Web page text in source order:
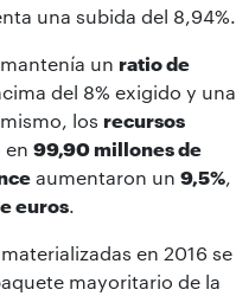
una subida del 8,94%.
un ratio de
del 8% exigido y una
los recursos
en 99,90 millones de
aumentaron un 9,5%,
euros.
en 2016 se
mayoritario de la